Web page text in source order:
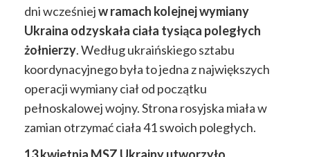
dni wcześniejw ramach kolejnej wymiany
Ukraina odzyskała ciała tysiąca poległych
żołnierzy. Według ukraińskiego sztabu
koordynacyjnego była to jedna z największych
operacji wymiany ciał od początku
pełnoskalowej wojny. Strona rosyjska miała w
zamian otrzymać ciała 41 swoich poległych.
13 kwietnia MSZ Ukrainy utworzyło